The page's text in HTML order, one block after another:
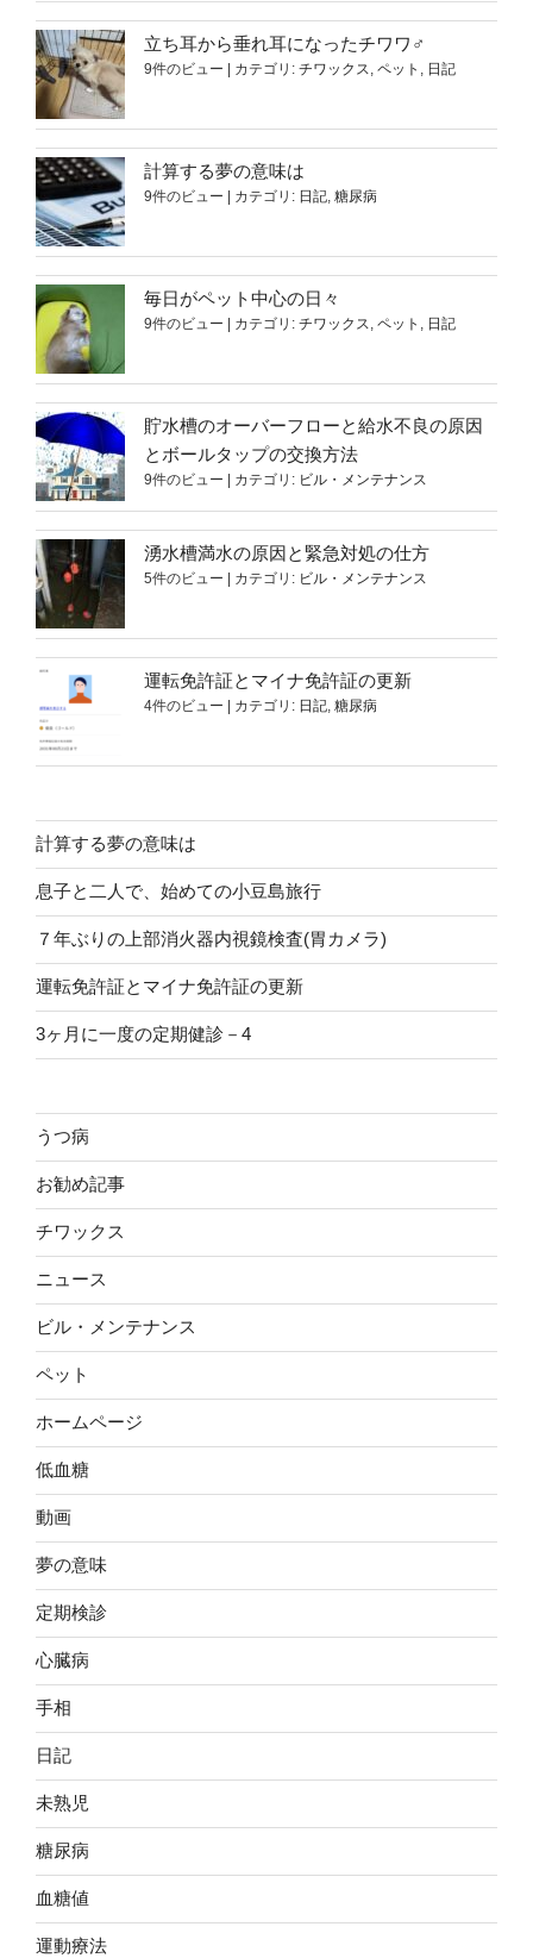
立ち耳から垂れ耳になったチワワ♂
9件のビュー カテゴリ: チワックス, ペット , 日記
計算する夢の意味は
9件のビュー カテゴリ: 日記, 糖尿病
毎日がペット中心の日々
9件のビュー カテゴリ: チワックス, ペット , 日記
貯水槽のオーバーフローと給水不良の原因
とボールタップの交換方法
9件のビュー カテゴリ: ビル・メンテナンス
湧水槽満水の原因と緊急対処の仕方
5件のビュー カテゴリ: ビル・メンテナンス
運転免許証とマイナ免許証の更新
4件のビュー カテゴリ: 日記, 糖尿病
計算する夢の意味は
息子と二人で、始めての小豆島旅行
７年ぶりの上部消火器内視鏡検査(胃カメラ)
運転免許証とマイナ免許証の更新
3ヶ月に一度の定期健診－4
うつ病
お勧め記事
チワックス
ニュース
ビル・メンテナンス
ペット
ホームページ
低血糖
動画
夢の意味
定期検診
心臓病
手相
日記
未熟児
糖尿病
血糖値
運動療法